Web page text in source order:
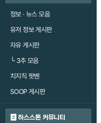
정보 · 뉴스 모음
유저 정보 게시판
자유 게시판
└3추 모음
치지직 팟벤
SOOP 게시판
하스스톤 커뮤니티